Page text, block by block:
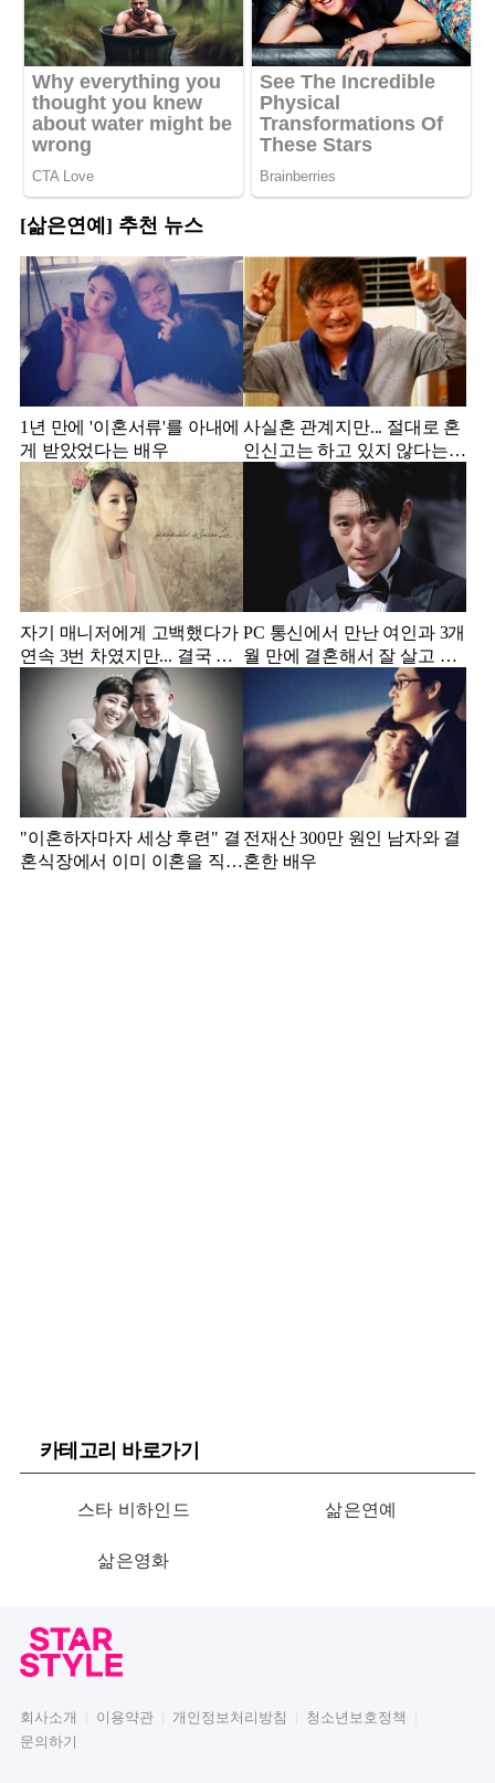
[삶은연예] 추천 뉴스
1년 만에 '이혼서류'를 아내에
게 받았었다는 배우
사실혼 관계지만... 절대로 혼
인신고는 하고 있지 않다는
배우
자기 매니저에게 고백했다가
연속 3번 차였지만... 결국 결
혼에 성공한 배우
PC 통신에서 만난 여인과 3개
월 만에 결혼해서 잘 살고 있
"이혼하자마자 세상 후련" 결
혼식장에서 이미 이혼을 직감
전재산 300만 원인 남자와 결
혼한 배우
카테고리 바로가기
스타 비하인드 삶은연예
삶은영화
회사소개 이용약관 개인정보처리방침
청소년보호정책
문의하기